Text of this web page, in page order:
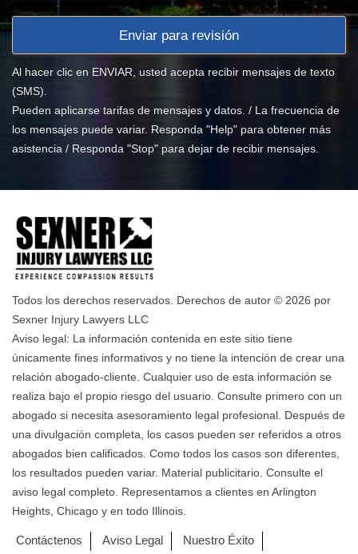
Al hacer clic en ENVIAR, usted acepta recibir mensajes de texto
(SMS).
Pueden aplicarse tarifas de mensajes y datos. / La frecuencia de
los mensajes puede variar. Responda "Help" para obtener más
asistencia / Responda "Stop" para dejar de recibir mensajes.
Todos los derechos reservados. Derechos de autor © 2026 por
Sexner Injury Lawyers LLC
Aviso legal: La información contenida en este sitio tiene
únicamente fines informativos y no tiene la intención de crear una
relación abogado-cliente. Cualquier uso de esta información se
realiza bajo el propio riesgo del usuario. Consulte primero con un
abogado si necesita asesoramiento legal profesional. Después de
una divulgación completa, los casos pueden ser referidos a otros
abogados bien calificados. Como todos los casos son diferentes,
los resultados pueden variar. Material publicitario. Consulte el
aviso legal completo. Representamos a clientes en Arlington
Heights, Chicago y en todo Illinois.
Contáctenos Aviso Legal Nuestro Éxito